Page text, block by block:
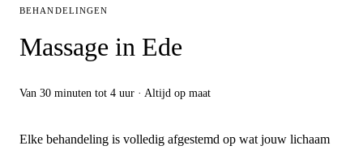
BEHANDELINGEN
Massage in Ede
Van 30 minuten tot 4 uur · Altijd op maat
Elke behandeling is volledig afgestemd op wat jouw lichaam